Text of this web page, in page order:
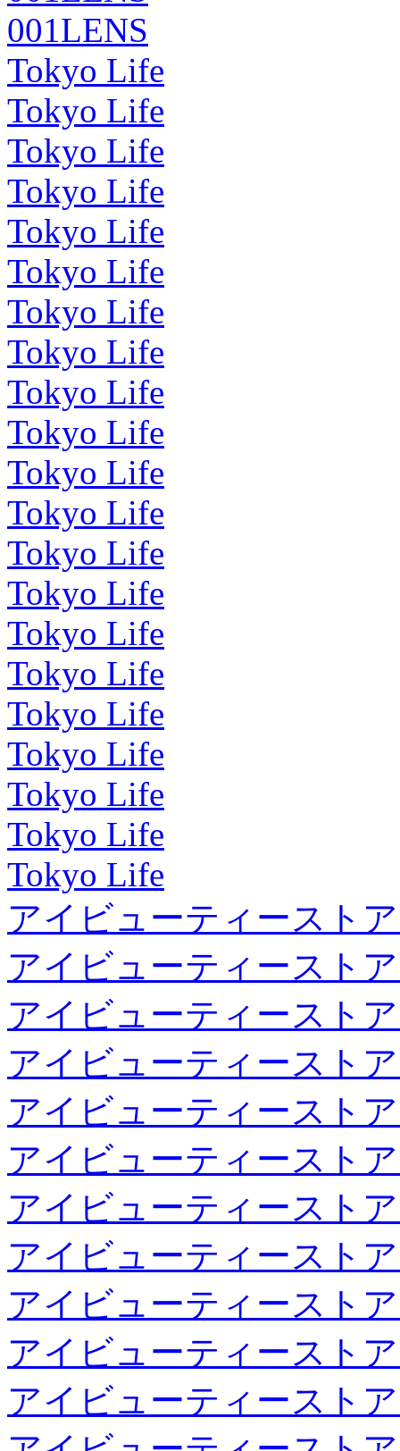
001LENS
Tokyo Life
Tokyo Life
Tokyo Life
Tokyo Life
Tokyo Life
Tokyo Life
Tokyo Life
Tokyo Life
Tokyo Life
Tokyo Life
Tokyo Life
Tokyo Life
Tokyo Life
Tokyo Life
Tokyo Life
Tokyo Life
Tokyo Life
Tokyo Life
Tokyo Life
Tokyo Life
Tokyo Life
アイビューティースト
アイビューティースト
アイビューティースト
アイビューティースト
アイビューティースト
アイビューティースト
アイビューティースト
アイビューティースト
アイビューティースト
アイビューティースト
アイビューティースト